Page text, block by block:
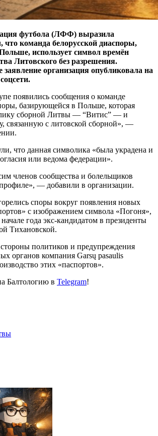
футбола (ЛФФ) выразила
что команда белорусской диаспоры,
использует символ времён
Литовского без разрешения.
организация опубликовала на
появились сообщения о команде
базирующейся в Польше, которая
сборной Литвы — “Витис” — и
связанную с литовской сборной», —
что данная символика «была украдена и
или ведома федерации».
членов сообщества и болельщиков
— добавили в организации.
споры вокруг появления новых
с изображением символа «Погоня»,
года экс-кандидатом в президенты
Тихановской.
политиков и предупреждения
органов компания Garsų pasaulis
этих «паспортов».
Балтологию в Telegram!